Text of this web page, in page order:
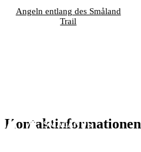
Angeln entlang des Småland
Trail
Kontaktinformationen